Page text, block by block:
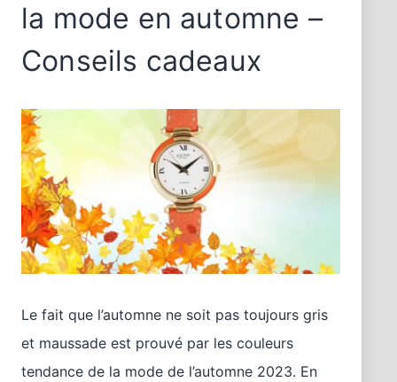
la mode en automne –
Conseils cadeaux
Le fait que l’automne ne soit pas toujours gris
et maussade est prouvé par les couleurs
tendance de la mode de l’automne 2023. En